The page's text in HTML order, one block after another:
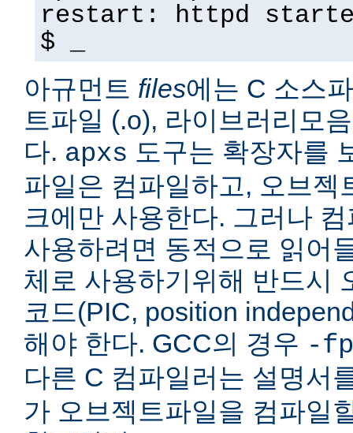
restart: httpd
$ _
아규먼트 files에는 C 소스
트파일 (.o), 라이브러리모
다. apxs 도구는 확장자를
파일은 컴파일하고, 오브젝
크에만 사용한다. 그러나
사용하려면 동적으로 읽어
체로 사용하기위해 반드시
코드(PIC, position
해야 한다. GCC의 경우 -
다른 C 컴파일러는 설명서
가 오브젝트파일을 컴파일